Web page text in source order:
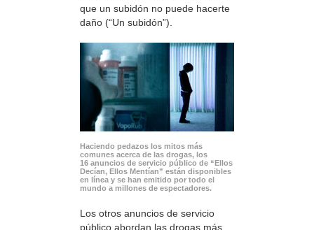
que un subidón no puede hacerte
daño (“Un subidón”).
Haciendo pedazos los mitos más
comunes acerca de las drogas, los
16 anuncios de servicio público de “Ellos
Decían, Ellos Mentían” están disponibles
en línea y se han emitido por todo el
mundo a millones de espectadores.
Los otros anuncios de servicio
público abordan las drogas más